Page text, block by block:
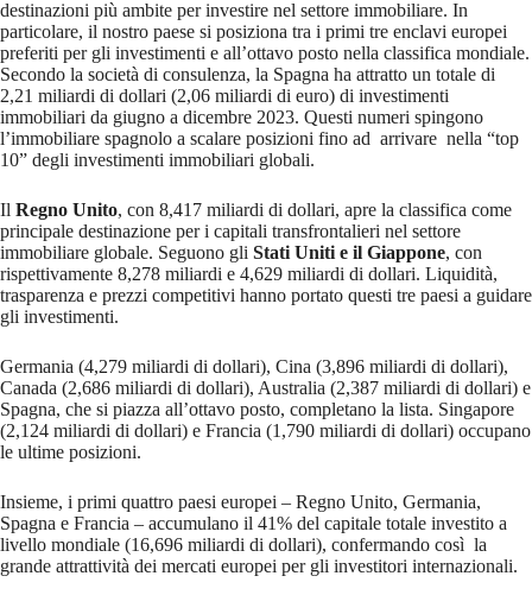
destinazioni più ambite per investire nel settore immobiliare. In
particolare, il nostro paese si posiziona tra i primi tre enclavi europei
preferiti per gli investimenti e all’ottavo posto nella classifica mondiale.
Secondo la società di consulenza, la Spagna ha attratto un totale di
2,21 miliardi di dollari (2,06 miliardi di euro) di investimenti
immobiliari da giugno a dicembre 2023. Questi numeri spingono
l’immobiliare spagnolo a scalare posizioni fino ad arrivare nella “top
10” degli investimenti immobiliari globali.
Il Regno Unito, con 8,417 miliardi di dollari, apre la classifica come
principale destinazione per i capitali transfrontalieri nel settore
immobiliare globale. Seguono gli Stati Uniti e il Giappone, con
rispettivamente 8,278 miliardi e 4,629 miliardi di dollari. Liquidità,
trasparenza e prezzi competitivi hanno portato questi tre paesi a guidare
gli investimenti.
Germania (4,279 miliardi di dollari), Cina (3,896 miliardi di dollari),
Canada (2,686 miliardi di dollari), Australia (2,387 miliardi di dollari) e
Spagna, che si piazza all’ottavo posto, completano la lista. Singapore
(2,124 miliardi di dollari) e Francia (1,790 miliardi di dollari) occupano
le ultime posizioni.
Insieme, i primi quattro paesi europei – Regno Unito, Germania,
Spagna e Francia – accumulano il 41% del capitale totale investito a
livello mondiale (16,696 miliardi di dollari), confermando così la
grande attrattività dei mercati europei per gli investitori internazionali.